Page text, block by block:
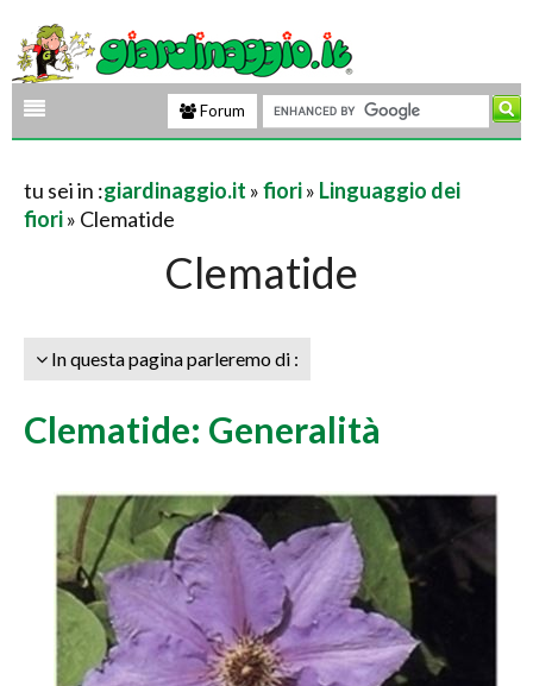
Forum
tu sei in :giardinaggio.it »fiori» Linguaggio dei
fiori» Clematide
Clematide
In questa pagina parleremo di :
Clematide: Generalità